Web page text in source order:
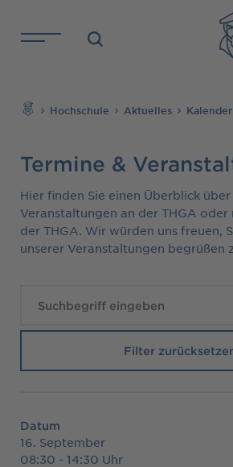
Direkt zu den Inhalten
Hochschule Aktuelles Kalender
Termine &
Hier finden Sie einen Überblick
Veranstaltungen an der THGA
der THGA. Wir würden uns freuen,
unserer Veranstaltungen begrüßen
Filter
Datum
16. September
08:30 - 14:30 Uhr